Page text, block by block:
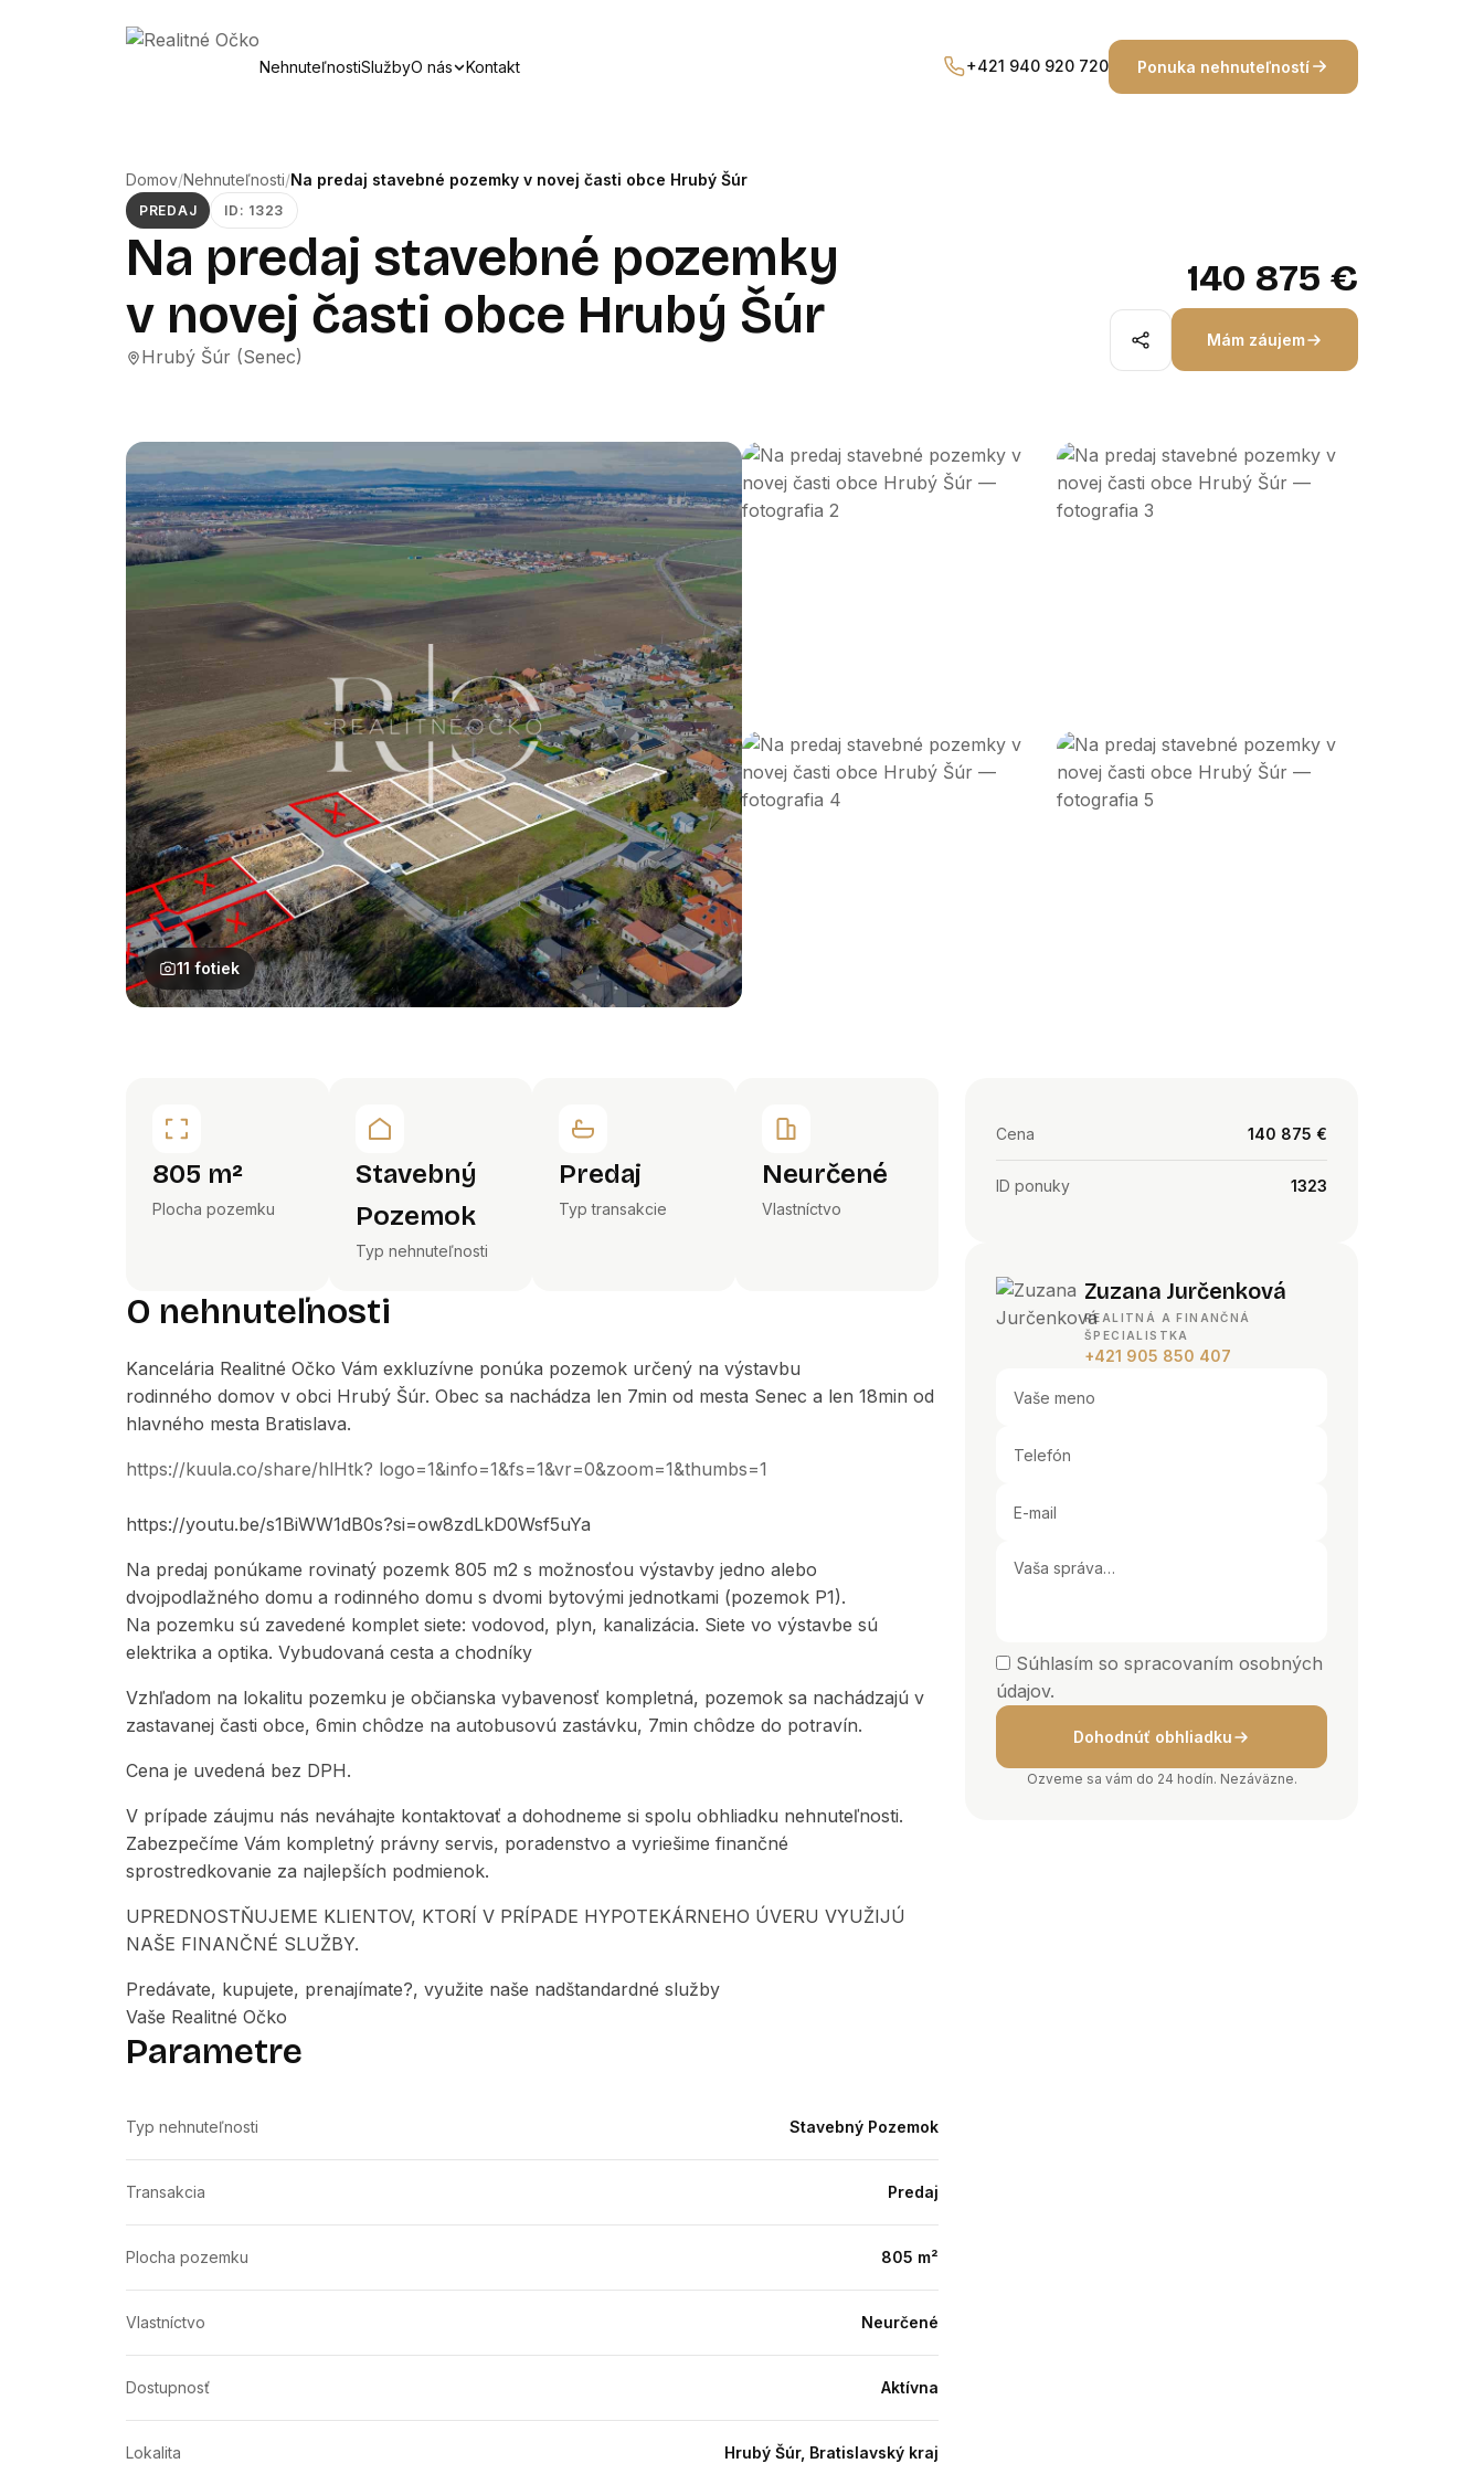
NehnuteľnostiSlužbyO nás Kontakt +421 940 920 720 Ponuka nehnuteľností
Domov/Nehnuteľnosti/Na predaj stavebné pozemky v novej časti obce Hrubý Šúr
PREDAJ ID: 1323
Na predaj stavebné pozemky
v novej časti obce Hrubý Šúr
Hrubý Šúr (Senec)
140 875 €
Mám záujem
11 fotiek
805 m²
Plocha pozemku
Stavebný
Pozemok
Typ nehnuteľnosti
Predaj
Typ transakcie
Neurčené
Vlastníctvo
O nehnuteľnosti
Kancelária Realitné Očko Vám exkluzívne ponúka pozemok určený na výstavbu
rodinného domov v obci Hrubý Šúr. Obec sa nachádza len 7min od mesta Senec a len 18min od
hlavného mesta Bratislava.
https://kuula.co/share/hlHtk? logo=1&info=1&fs=1&vr=0&zoom=1&thumbs=1
https://youtu.be/s1BiWW1dB0s?si=ow8zdLkD0Wsf5uYa
Na predaj ponúkame rovinatý pozemk 805 m2 s možnosťou výstavby jedno alebo
dvojpodlažného domu a rodinného domu s dvomi bytovými jednotkami (pozemok P1).
Na pozemku sú zavedené komplet siete: vodovod, plyn, kanalizácia. Siete vo výstavbe sú
elektrika a optika. Vybudovaná cesta a chodníky
Vzhľadom na lokalitu pozemku je občianska vybavenosť kompletná, pozemok sa nachádzajú v
zastavanej časti obce, 6min chôdze na autobusovú zastávku, 7min chôdze do potravín.
Cena je uvedená bez DPH.
V prípade záujmu nás neváhajte kontaktovať a dohodneme si spolu obhliadku nehnuteľnosti.
Zabezpečíme Vám kompletný právny servis, poradenstvo a vyriešime finančné
sprostredkovanie za najlepších podmienok.
UPREDNOSTŇUJEME KLIENTOV, KTORÍ V PRÍPADE HYPOTEKÁRNEHO ÚVERU VYUŽIJÚ
NAŠE FINANČNÉ SLUŽBY.
Predávate, kupujete, prenajímate?, využite naše nadštandardné služby
Vaše Realitné Očko
Parametre
Typ nehnuteľnosti Stavebný Pozemok
Transakcia Predaj
Plocha pozemku 805 m²
Vlastníctvo Neurčené
Dostupnosť Aktívna
Lokalita Hrubý Šúr, Bratislavský kraj
Cena 140 875 €
ID ponuky 1323
Zuzana Jurčenková
REALITNÁ A FINANČNÁ
ŠPECIALISTKA
+421 905 850 407
Súhlasím so spracovaním osobných
údajov.
Dohodnúť obhliadku
Ozveme sa vám do 24 hodín. Nezáväzne.